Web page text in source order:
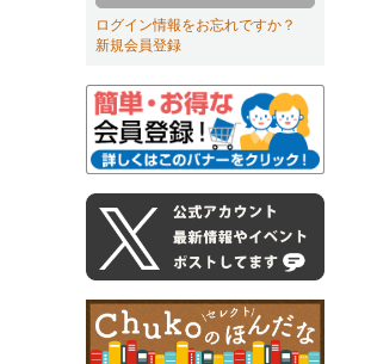
ログイン情報をお忘れですか？
新規会員登録